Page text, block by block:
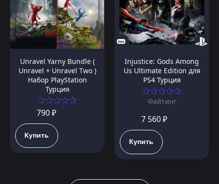
Unravel Yarny Bundle (
Unravel + Unravel Two )
Набор PlayStation
Турция
790 ₽
Купить
Injustice: Gods Among
Us Ultimate Edition для
PS4 Турция
Файтинг
7 560 ₽
Купить